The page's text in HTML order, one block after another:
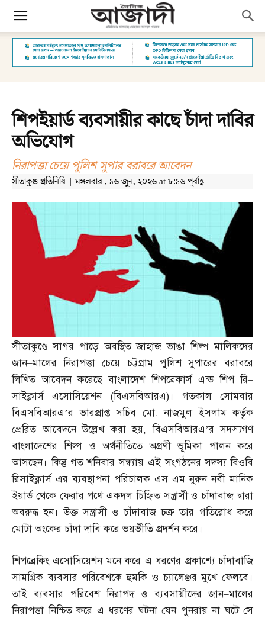
শিপইয়ার্ড ব্যবসায়ীর কাছে চাঁদা দাবির
অভিযোগ
নিরাপত্তা চেয়ে পুলিশ সুপার বরাবরে আবেদন
সীতাকুণ্ড প্রতিনিধি | মঙ্গলবার , ১৬ জুন, ২০২৬ at ৮:১৬ পূর্বাহ্ণ
সীতাকুণ্ডে সাগর পাড়ে অবস্থিত জাহাজ ভাঙা শিল্প মালিকদের
জান–মালের নিরাপত্তা চেয়ে চট্টগ্রাম পুলিশ সুপারের বরাবরে
লিখিত আবেদন করেছে বাংলাদেশ শিপব্রেকার্স এন্ড শিপ রি–
সাইক্লার্স এসোসিয়েশন (বিএসবিআরএ)। গতকাল সোমবার
বিএসবিআরএ’র ভারপ্রাপ্ত সচিব মো.নাজমুল ইসলাম কর্তৃক
প্রেরিত আবেদনে উল্লেখ করা হয়,বিএসবিআরএ’র সদস্যগণ
বাংলাদেশের শিল্প ও অর্থনীতিতে অগ্রণী ভূমিকা পালন করে
আসছেন। কিন্তু গত শনিবার সন্ধ্যায় এই সংগঠনের সদস্য বিওবি
রিসাইক্লার্স এর ব্যবস্থাপনা পরিচালক এস এম নুরুন নবী মানিক
ইয়ার্ড থেকে ফেরার পথে একদল চিহ্নিত সন্ত্রাসী ও চাঁদাবাজ দ্বারা
অবরুদ্ধ হন। উক্ত সন্ত্রাসী ও চাঁদাবাজ চক্র তার গতিরোধ করে
মোটা অংকের চাঁদা দাবি করে ভয়ভীতি প্রদর্শন করে।
শিপব্রেকিং এসোসিয়েশন মনে করে এ ধরণের প্রকাশ্যে চাঁদাবাজি
সামগ্রিক ব্যবসার পরিবেশকে হুমকি ও চ্যালেঞ্জর মুখে ফেলবে।
তাই ব্যবসার পরিবেশ নিরাপদ ও ব্যবসায়ীদের জান–মালের
নিরাপত্তা নিশ্চিত করে এ ধরণের ঘটনা যেন পুনরায় না ঘটে সে